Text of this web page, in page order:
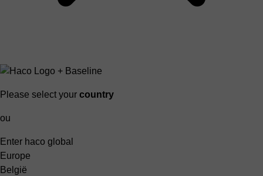
Please select your country
ou
Enter haco global
Europe
België